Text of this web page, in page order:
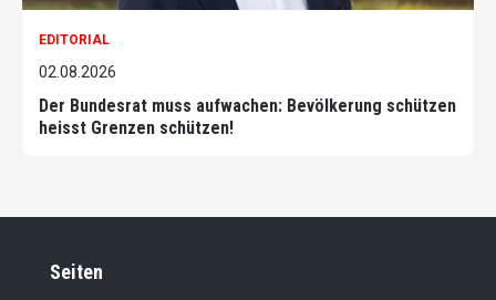
EDITORIAL
02.08.2026
Der Bundesrat muss aufwachen: Bevölkerung schützen
heisst Grenzen schützen!
Seiten